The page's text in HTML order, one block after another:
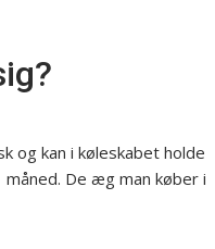
og kan i køleskabet holde
måned. De æg man køber i